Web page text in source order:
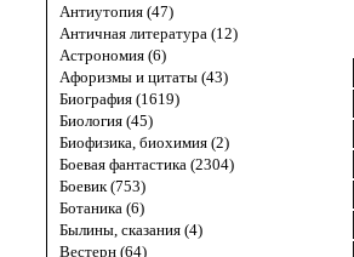
Антиутопия (47)
Античная литература (12)
Астрономия (6)
Афоризмы и цитаты (43)
Биография (1619)
Биология (45)
Биофизика, биохимия (2)
Боевая фантастика (2304)
Боевик (753)
Ботаника (6)
Былины, сказания (4)
Вестерн (64)